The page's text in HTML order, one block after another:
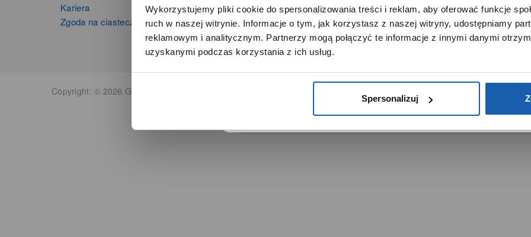
Wykorzystujemy pliki cookie do spersonalizowania treści i reklam, aby oferować funkcje
ruch w naszej witrynie. Informacje o tym, jak korzystasz z naszej witryny, udostępniamy
reklamowym i analitycznym. Partnerzy mogą połączyć te informacje z innymi danymi
uzyskanymi podczas korzystania z ich usług.
Spersonalizuj
Kariera
Zgoda na ciasteczka
Noble Place
Copyright: © 2026 Grupa Zibi S.A. Wszelkie prawa zastrzeżone.
SZANOWNA UŻYTKOWNICZKO
Używamy plików cookie w celach analitycznych, statystycznych
marketingowych, w tym aby analizować ruch w tej witrynie,
optymalizować jej działanie oraz zapamiętywać Twoje preferencje.
DOWIEDZ SIĘ WIĘCEJ PRZEJDŹ DO SERWISU